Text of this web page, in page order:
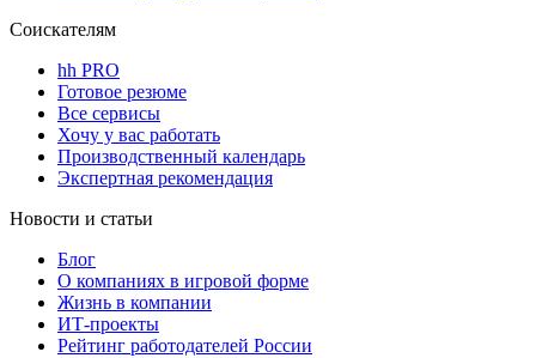
Соискателям
hh PRO
Готовое резюме
Все сервисы
Хочу у вас работать
Производственный календарь
Экспертная рекомендация
Новости и статьи
Блог
О компаниях в игровой форме
Жизнь в компании
ИТ-проекты
Рейтинг работодателей России